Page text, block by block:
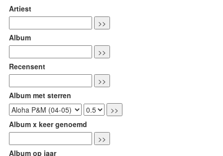
Artiest
Album
Recensent
Album met sterren
Album x keer genoemd
Album op jaar